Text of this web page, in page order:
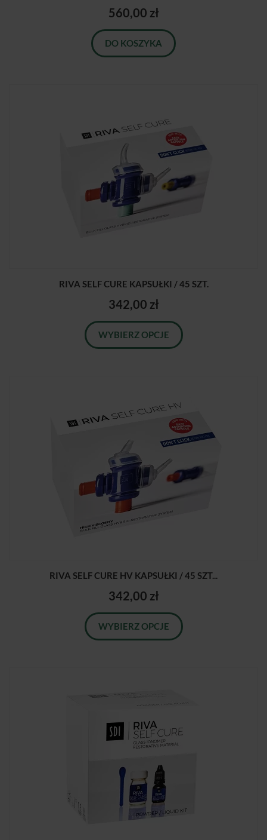
560,00 zł
DO KOSZYKA
RIVA SELF CURE KAPSUŁKI / 45 SZT.
342,00 zł
WYBIERZ OPCJE
RIVA SELF CURE HV KAPSUŁKI / 45 SZT...
342,00 zł
WYBIERZ OPCJE